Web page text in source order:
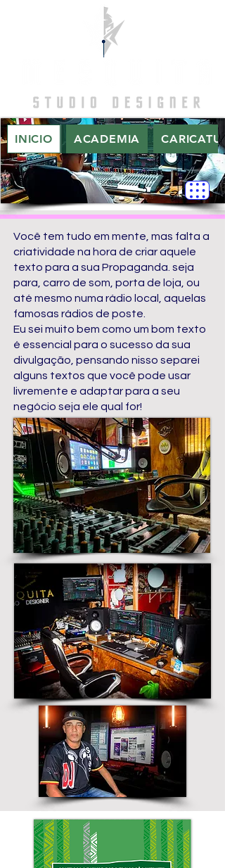
INICIO ACADEMIA
Você tem tudo em mente, mas falta a
criatividade na hora de criar aquele
texto para a sua Propaganda. seja
para, carro de som, porta de loja, ou
até mesmo numa rádio local, aquelas
famosas rádios de poste.
Eu sei muito bem como um bom texto
é essencial para o sucesso da sua
divulgação, pensando nisso separei
alguns textos que você pode usar
livremente e adaptar para a seu
negócio seja ele qual for!